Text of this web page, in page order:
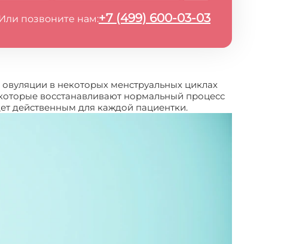
Или позвоните нам:+7 (499) 600-03-03
в некоторых менструальных циклах
восстанавливают нормальный процесс
действенным для каждой пациентки.